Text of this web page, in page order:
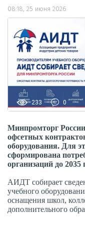
08:18, 25 июня 2026
233 0
Минпромторг
офсетных
оборудования. Для
сформирована
организаций до 2035
АИДТ собирает
учебного
оснащения школ,
дополнительного